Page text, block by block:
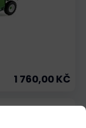
1 760,00 KČ